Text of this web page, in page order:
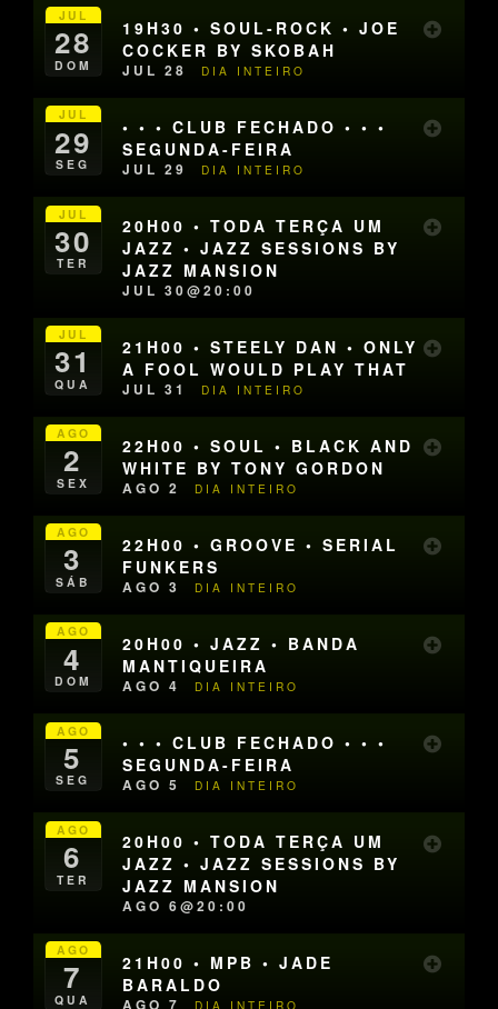
JUL
28
DOM
19H30 • SOUL-ROCK • JOE
COCKER BY SKOBAH
JUL 28 DIA INTEIRO
JUL
29
SEG
• • • CLUB FECHADO • • •
SEGUNDA-FEIRA
JUL 29 DIA INTEIRO
JUL
30
TER
20H00 • TODA TERÇA UM
JAZZ • JAZZ SESSIONS BY
JAZZ MANSION
JUL 30@20:00
JUL
31
QUA
21H00 • STEELY DAN • ONLY
A FOOL WOULD PLAY THAT
JUL 31 DIA INTEIRO
AGO
2
SEX
22H00 • SOUL • BLACK AND
WHITE BY TONY GORDON
AGO 2 DIA INTEIRO
AGO
3
SÁB
22H00 • GROOVE • SERIAL
FUNKERS
AGO 3 DIA INTEIRO
AGO
4
DOM
20H00 • JAZZ • BANDA
MANTIQUEIRA
AGO 4 DIA INTEIRO
AGO
5
SEG
• • • CLUB FECHADO • • •
SEGUNDA-FEIRA
AGO 5 DIA INTEIRO
AGO
6
TER
20H00 • TODA TERÇA UM
JAZZ • JAZZ SESSIONS BY
JAZZ MANSION
AGO 6@20:00
AGO
7
QUA
21H00 • MPB • JADE
BARALDO
AGO 7 DIA INTEIRO